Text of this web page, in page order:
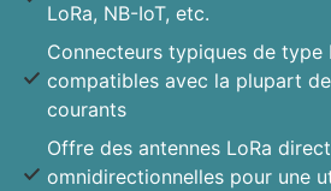
LoRa, NB-IoT, etc.
Connecteurs typiques de type
compatibles avec la plupart
courants
Offre des antennes LoRa
omnidirectionnelles pour une